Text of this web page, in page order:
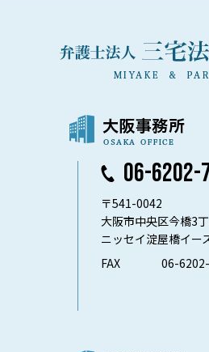
06-6202-
〒541-0042
大阪市中央区今橋3
ニッセイ淀屋橋イー
FAX
06-